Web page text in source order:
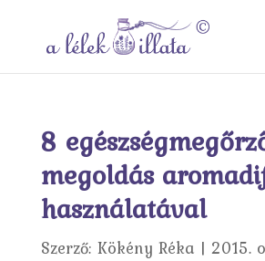
8
megoldás
használatával
Szerző: Kökény Réka | 2015.